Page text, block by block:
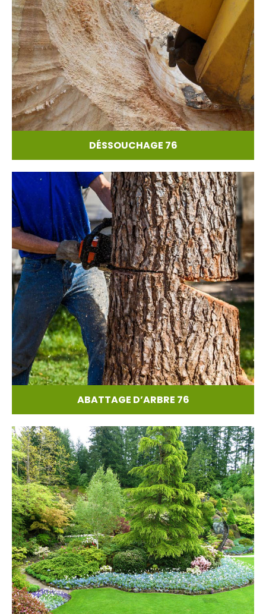
DÉSSOUCHAGE 76
ABATTAGE D’ARBRE 76